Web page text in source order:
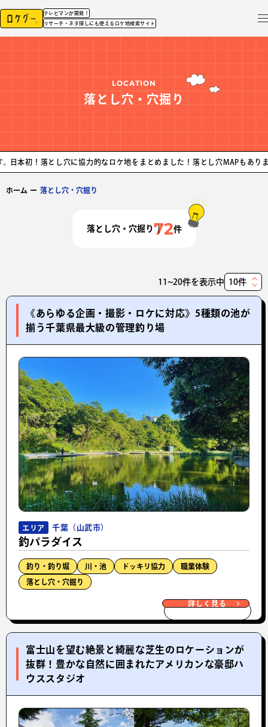
テレビマンが開発！
リサーチ・ネタ探しにも使えるロケ地検索サイト
LOCATION
落とし穴・穴掘り
とし穴に協力的なロケ地をまとめました！落とし穴MAPもあります。日本初
ホーム ー 落とし穴・穴掘り
落とし穴・穴掘り72件
11~20件を表示中
表
件
《あらゆる企画・撮影・ロケに対応》5種類の池が
揃う千葉県最大級の管理釣り場
エリア 千葉（山武市）
釣パラダイス
釣り・釣り堀 川・池 ドッキリ協力 職業体験
落とし穴・穴掘り
詳しく見る
富士山を望む絶景と綺麗な芝生のロケーションが
抜群！豊かな自然に囲まれたアメリカンな豪邸ハ
ウススタジオ